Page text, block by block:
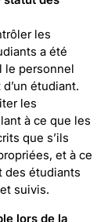
les
a été
le personnel
étudiant.
les
à ce que les
que s’ils
et à ce
des étudiants
suivis.
lors de la